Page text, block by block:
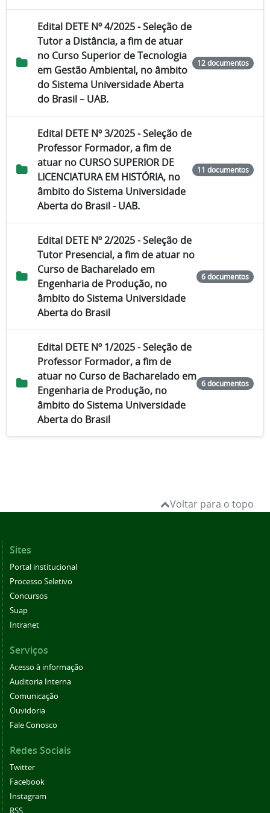
Edital DETE Nº 4/2025 - Seleção de
Tutor a Distância, a fim de atuar
no Curso Superior de Tecnologia
em Gestão Ambiental, no âmbito
do Sistema Universidade Aberta
do Brasil – UAB.
12 documentos
Edital DETE Nº 3/2025 - Seleção de
Professor Formador, a fim de
atuar no CURSO SUPERIOR DE
LICENCIATURA EM HISTÓRIA, no
âmbito do Sistema Universidade
Aberta do Brasil - UAB.
11 documentos
Edital DETE Nº 2/2025 - Seleção de
Tutor Presencial, a fim de atuar no
Curso de Bacharelado em
Engenharia de Produção, no
âmbito do Sistema Universidade
Aberta do Brasil
6 documentos
Edital DETE Nº 1/2025 - Seleção de
Professor Formador, a fim de
atuar no Curso de Bacharelado em
Engenharia de Produção, no
âmbito do Sistema Universidade
Aberta do Brasil
6 documentos
Voltar para o topo
Sites
Portal institucional
Processo Seletivo
Concursos
Suap
Intranet
Serviços
Acesso à informação
Auditoria Interna
Comunicação
Ouvidoria
Fale Conosco
Redes Sociais
Twitter
Facebook
Instagram